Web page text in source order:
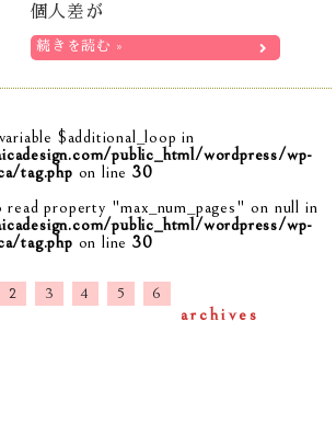
個人差が
続きを読む »
$additional_loop in
public_html/wordpress/wp-
tag.php on line30
property "max_num_pages" on null in
public_html/wordpress/wp-
tag.php on line30
2 3 4 5 6
archives